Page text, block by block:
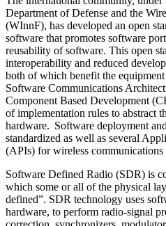
Department of Defense and the
(WInnF), has developed an open
software that promotes software
reusability of software. This open
interoperability and reduced
both of which benefit the
Software Communications
Component Based Development
of implementation rules to abstract
hardware. Software deployment
standardized as well as several
(APIs) for wireless communications
Software Defined Radio (SDR) is
which some or all of the physical
defined”. SDR technology uses
hardware, to perform radio-signal